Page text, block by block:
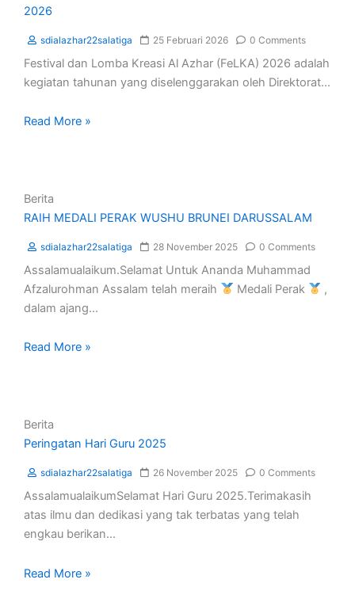
2026
sdialazhar22salatiga 25 Februari 2026 0 Comments
Festival dan Lomba Kreasi Al Azhar (FeLKA) 2026 adalah
kegiatan tahunan yang diselenggarakan oleh Direktorat...
Read More »
Berita
RAIH MEDALI PERAK WUSHU BRUNEI DARUSSALAM
sdialazhar22salatiga 28 November 2025 0 Comments
Assalamualaikum.Selamat Untuk Ananda Muhammad
Afzalurohman Assalam telah meraih
Medali Perak
,
dalam ajang...
Read More »
Berita
Peringatan Hari Guru 2025
sdialazhar22salatiga 26 November 2025 0 Comments
AssalamualaikumSelamat Hari Guru 2025.Terimakasih
atas ilmu dan dedikasi yang tak terbatas yang telah
engkau berikan...
Read More »